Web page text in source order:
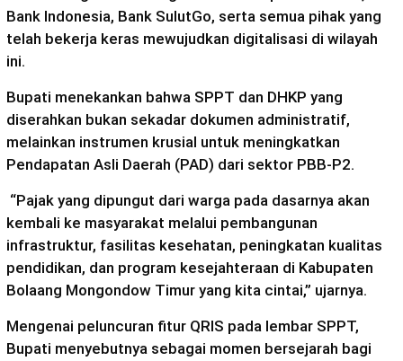
Bank Indonesia, Bank SulutGo, serta semua pihak yang
telah bekerja keras mewujudkan digitalisasi di wilayah
ini.
Bupati menekankan bahwa SPPT dan DHKP yang
diserahkan bukan sekadar dokumen administratif,
melainkan instrumen krusial untuk meningkatkan
Pendapatan Asli Daerah (PAD) dari sektor PBB‑P2.
“Pajak yang dipungut dari warga pada dasarnya akan
kembali ke masyarakat melalui pembangunan
infrastruktur, fasilitas kesehatan, peningkatan kualitas
pendidikan, dan program kesejahteraan di Kabupaten
Bolaang Mongondow Timur yang kita cintai,” ujarnya.
Mengenai peluncuran fitur QRIS pada lembar SPPT,
Bupati menyebutnya sebagai momen bersejarah bagi